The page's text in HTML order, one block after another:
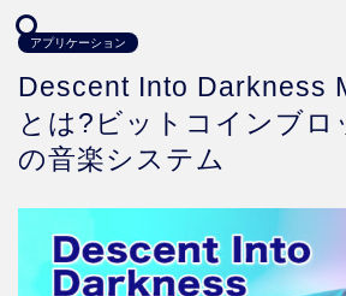
アプリケーション
Descent Into Darkness
とは?ビットコインブロ
の音楽システム